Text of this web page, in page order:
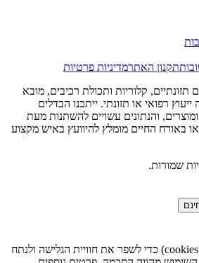
תקנון האתרמדיניות פרטיות
קלוריות ותכולת רכיבים, מובא
ייעוץ רפואי או תזונתי. ייתכנו הבדלים
והנתונים עשויים להשתנות מעת
או באורח החיים מומלץ להיוועץ באיש מקצוע
שמורות.
אנחנו משתמשים בעוגיות (cookies) כדי לשפר את חוויית הגלישה ולנתח